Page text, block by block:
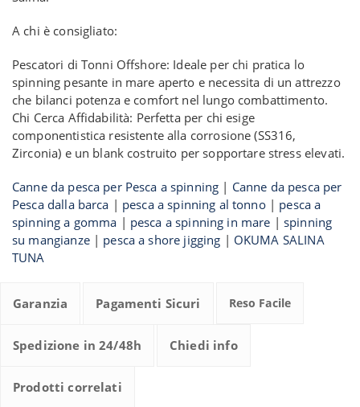
A chi è consigliato:
Pescatori di Tonni Offshore: Ideale per chi pratica lo
spinning pesante in mare aperto e necessita di un attrezzo
che bilanci potenza e comfort nel lungo combattimento.
Chi Cerca Affidabilità: Perfetta per chi esige
componentistica resistente alla corrosione (SS316,
Zirconia) e un blank costruito per sopportare stress elevati.
Canne da pesca per Pesca a spinning | Canne da pesca per
Pesca dalla barca | pesca a spinning al tonno| pesca a
spinning a gomma | pesca a spinning in mare | spinning
su mangianze| pesca a shore jigging | OKUMA SALINA
TUNA
Garanzia Pagamenti Sicuri Reso Facile
Spedizione in 24/48h Chiedi info
Prodotti correlati